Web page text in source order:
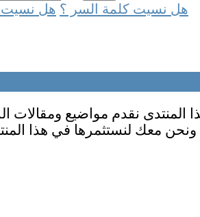
هل نسيت كلمة السر ؟ هل نسيت
المنتدى نقدم مواضيع ومقالات
معك لنستثمرها في هذا